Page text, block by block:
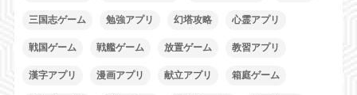
三国志ゲーム 勉強アプリ 幻塔攻略 心霊アプリ
戦国ゲーム 戦艦ゲーム 放置ゲーム 教習アプリ
漢字アプリ 漫画アプリ 献立アプリ 箱庭ゲーム